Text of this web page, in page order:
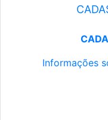
Informações